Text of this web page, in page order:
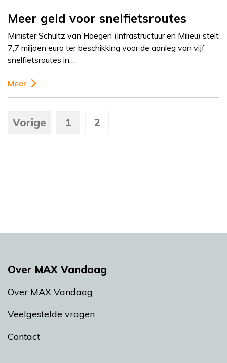
Meer geld voor snelfietsroutes
Minister Schultz van Haegen (Infrastructuur en Milieu) stelt
7,7 miljoen euro ter beschikking voor de aanleg van vijf
snelfietsroutes in…
Meer
Vorige 1 2
Over MAX Vandaag
Over MAX Vandaag
Veelgestelde vragen
Contact